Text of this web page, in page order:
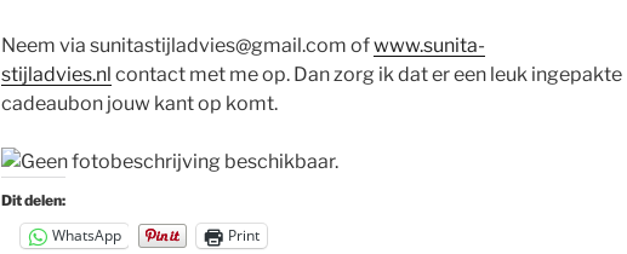
Neem via sunitastijladvies@gmail.com ofwww.sunita-
stijladvies.nl contact met me op. Dan zorg ik dat er een leuk ingepakte
cadeaubon jouw kant op komt.
Dit delen:
WhatsApp Print